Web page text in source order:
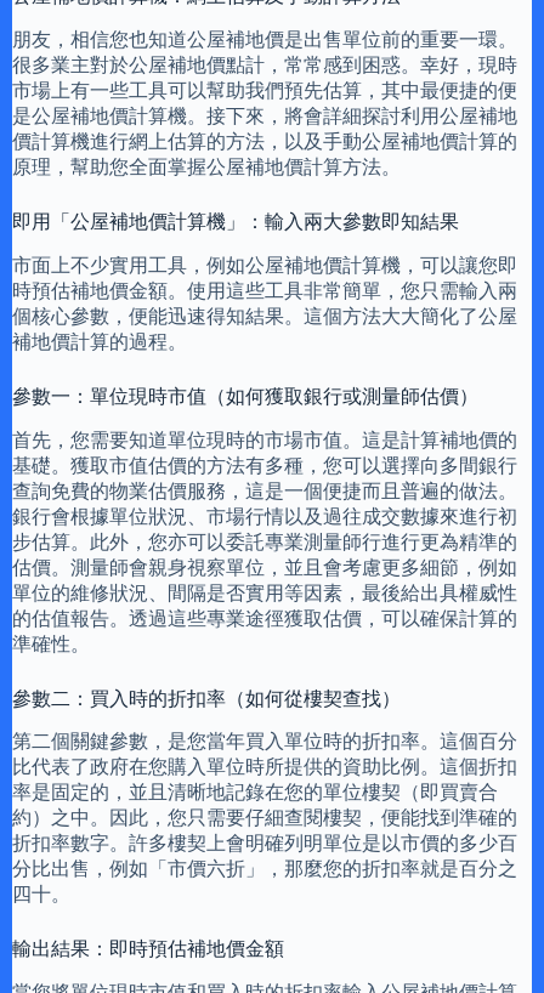
朋友，相信您也知道公屋補地價是出售單位前的重要一環。
很多業主對於公屋補地價點計，常常感到困惑。幸好，現時
市場上有一些工具可以幫助我們預先估算，其中最便捷的便
是公屋補地價計算機。接下來，將會詳細探討利用公屋補地
價計算機進行網上估算的方法，以及手動公屋補地價計算的
原理，幫助您全面掌握公屋補地價計算方法。
即用「公屋補地價計算機」：輸入兩大參數即知結果
市面上不少實用工具，例如公屋補地價計算機，可以讓您即
時預估補地價金額。使用這些工具非常簡單，您只需輸入兩
個核心參數，便能迅速得知結果。這個方法大大簡化了公屋
補地價計算的過程。
參數一：單位現時市值（如何獲取銀行或測量師估價）
首先，您需要知道單位現時的市場市值。這是計算補地價的
基礎。獲取市值估價的方法有多種，您可以選擇向多間銀行
查詢免費的物業估價服務，這是一個便捷而且普遍的做法。
銀行會根據單位狀況、市場行情以及過往成交數據來進行初
步估算。此外，您亦可以委託專業測量師行進行更為精準的
估價。測量師會親身視察單位，並且會考慮更多細節，例如
單位的維修狀況、間隔是否實用等因素，最後給出具權威性
的估值報告。透過這些專業途徑獲取估價，可以確保計算的
準確性。
參數二：買入時的折扣率（如何從樓契查找）
第二個關鍵參數，是您當年買入單位時的折扣率。這個百分
比代表了政府在您購入單位時所提供的資助比例。這個折扣
率是固定的，並且清晰地記錄在您的單位樓契（即買賣合
約）之中。因此，您只需要仔細查閱樓契，便能找到準確的
折扣率數字。許多樓契上會明確列明單位是以市價的多少百
分比出售，例如「市價六折」，那麼您的折扣率就是百分之
四十。
輸出結果：即時預估補地價金額